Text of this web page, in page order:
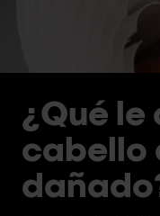
¿Qué le
cabello